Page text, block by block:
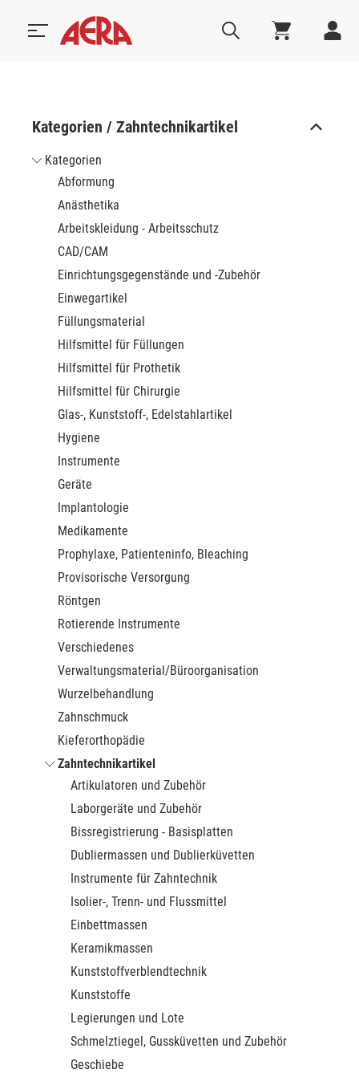
Kategorien / Zahntechnikartikel
Kategorien
Abformung
Anästhetika
Arbeitskleidung - Arbeitsschutz
CAD/CAM
Einrichtungsgegenstände und -Zubehör
Einwegartikel
Füllungsmaterial
Hilfsmittel für Füllungen
Hilfsmittel für Prothetik
Hilfsmittel für Chirurgie
Glas-, Kunststoff-, Edelstahlartikel
Hygiene
Instrumente
Geräte
Implantologie
Medikamente
Prophylaxe, Patienteninfo, Bleaching
Provisorische Versorgung
Röntgen
Rotierende Instrumente
Verschiedenes
Verwaltungsmaterial/Büroorganisation
Wurzelbehandlung
Zahnschmuck
Kieferorthopädie
Zahntechnikartikel
Artikulatoren und Zubehör
Laborgeräte und Zubehör
Bissregistrierung - Basisplatten
Dubliermassen und Dublierküvetten
Instrumente für Zahntechnik
Isolier-, Trenn- und Flussmittel
Einbettmassen
Keramikmassen
Kunststoffverblendtechnik
Kunststoffe
Legierungen und Lote
Schmelztiegel, Gussküvetten und Zubehör
Geschiebe